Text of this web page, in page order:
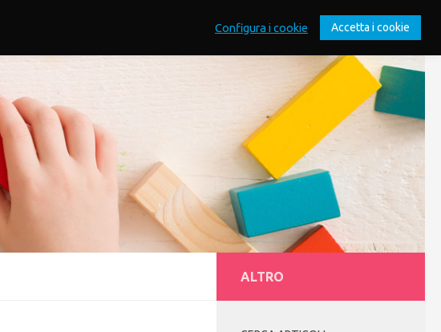
ALTRO
Configura i cookie Accetta i cookie